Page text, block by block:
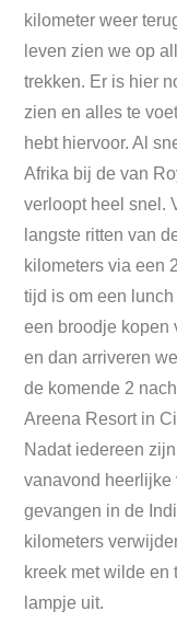
kilometer weer
leven zien we op
trekken. Er is hier
zien en alles te
hebt hiervoor. Al
Afrika bij de van
verloopt heel snel.
langste ritten van
kilometers via een
tijd is om een
een broodje kopen
en dan arriveren
de komende 2
Areena Resort in
Nadat iedereen
vanavond heerlijke
gevangen in de
kilometers
kreek met wilde en
lampje uit.